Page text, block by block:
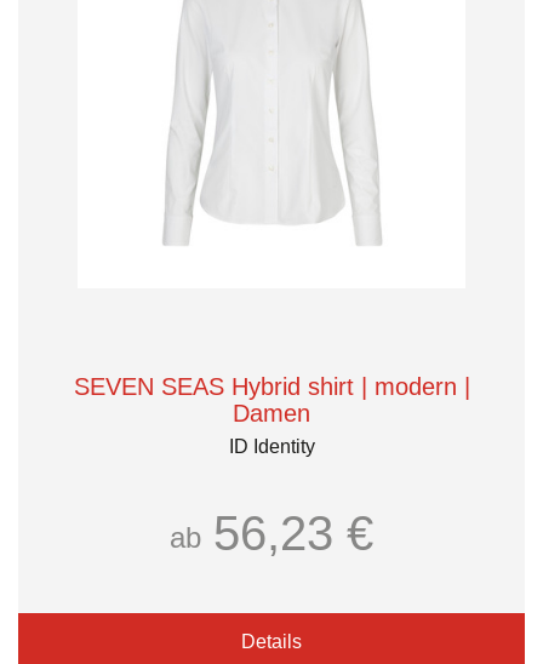
SEVEN SEAS Hybrid shirt | modern |
Damen
ID Identity
ab 56,23 €
Details